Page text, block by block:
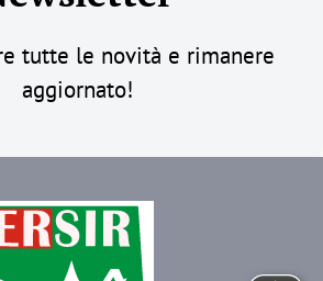
tutte le novità e rimanere
aggiornato!